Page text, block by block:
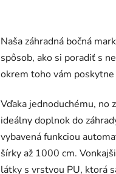
Naša záhradná bočná
spôsob, ako si poradiť s
okrem toho vám
Vďaka jednoduchému, no
ideálny doplnok do
vybavená funkciou
šírky až 1000 cm.
látky s vrstvou PU, ktorá